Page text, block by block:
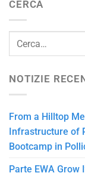
CERCA
NOTIZIE
From a Hilltop
Infrastructure of
Bootcamp in
Parte EWA